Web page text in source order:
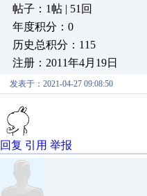
帖子：1帖 | 51回
年度积分：0
历史总积分：115
注册：2011年4月19日
发表于：2021-04-27 09:08:50
回复 引用 举报